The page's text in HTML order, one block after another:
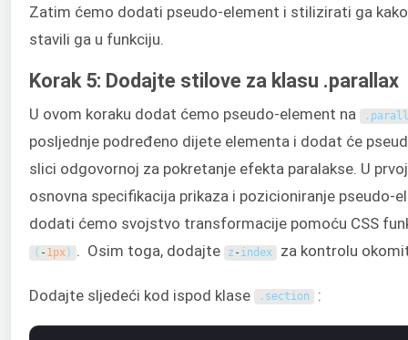
Zatim ćemo dodati pseudo-element i stilizirati ga
stavili ga u funkciju.
Korak 5: Dodajte stilove za klasu .parallax
U ovom koraku dodat ćemo pseudo-element na .
posljednje podređeno dijete elementa i dodat će
slici odgovornoj za pokretanje efekta paralakse. U
osnovna specifikacija prikaza i pozicioniranje pseudo-
dodati ćemo svojstvo transformacije pomoću CSS
( - 1px) . Osim toga, dodajte z - index za kontrolu
Dodajte sljedeći kod ispod klase . section :